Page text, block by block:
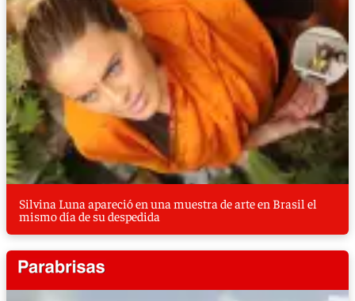
Silvina Luna apareció en una muestra de arte en Brasil el
mismo día de su despedida